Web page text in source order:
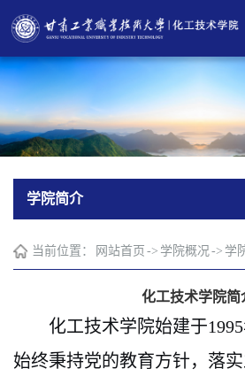
学院简介
当前位置： 网站首页 -> 学院概况 -> 学
化工技术学院简
化工技术学院始建于
始终秉持党的教育方针，落